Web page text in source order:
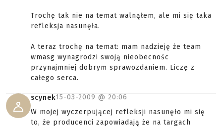
Trochę tak nie na temat walnąłem, ale mi się taka
refleksja nasunęła.
A teraz trochę na temat: mam nadzieję że team
wmasg wynagrodzi swoją nieobecnośc
przynajmniej dobrym sprawozdaniem. Liczę z
całego serca.
scynek15-03-2009 @ 20:06
W mojej wyczerpującej refleksji nasunęło mi się
to, że producenci zapowiadają że na targach